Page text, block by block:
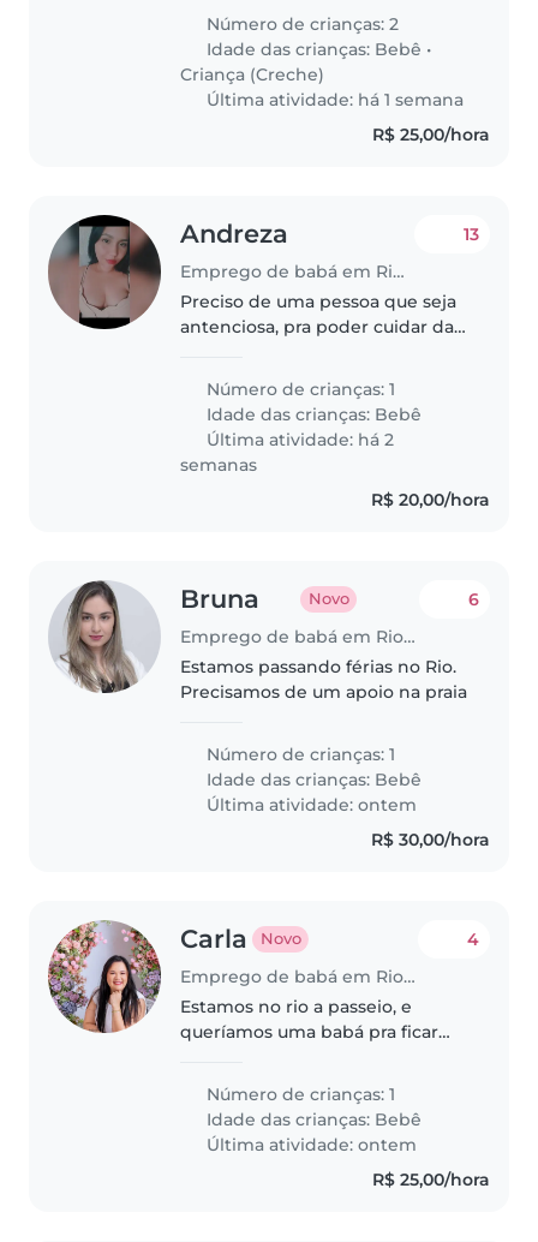
uma criança pequena de 1 ano.
Precisamos de uma babá que se
sinta à vontade com animais..
Número de crianças: 2
Idade das crianças: Bebê •
Criança (Creche)
Última atividade: há 1 semana
R$ 25,00/hora
Andreza
Emprego de babá em Rio de Janeiro
13
Preciso de uma pessoa que seja
antenciosa, pra poder cuidar da
semana no sábado quando eu
trabalhar a pessoa só pega ela as
14 hrs com a moça que cuida..
Número de crianças: 1
Idade das crianças: Bebê
Última atividade: há 2
semanas
R$ 20,00/hora
Bruna Novo
Emprego de babá em Rio de Janeiro
6
Estamos passando férias no Rio.
Precisamos de um apoio na praia
Número de crianças: 1
Idade das crianças: Bebê
Última atividade: ontem
R$ 30,00/hora
Carla Novo
Emprego de babá em Rio de Janeiro
4
Estamos no rio a passeio, e
queríamos uma babá pra ficar
Número de crianças: 1
Idade das crianças: Bebê
Última atividade: ontem
R$ 25,00/hora